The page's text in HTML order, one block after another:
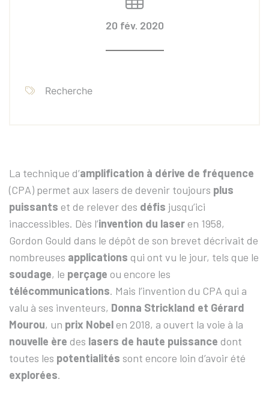
20 fév. 2020
Recherche
La technique d’amplification à dérive de fréquence
(CPA) permet aux lasers de devenir toujours plus
puissants et de relever des défis jusqu’ici
inaccessibles. Dès l’invention du laseren 1958,
Gordon Gould dans le dépôt de son brevet décrivait de
nombreuses applications qui ont vu le jour, tels que le
soudage, le perçage ou encore les
télécommunications. Mais l’invention du CPA qui a
valu à ses inventeurs, Donna Strickland et Gérard
Mourou, un prix Nobelen 2018, a ouvert la voie à la
nouvelle ère des lasers de haute puissance dont
toutes les potentialités sont encore loin d’avoir été
explorées.